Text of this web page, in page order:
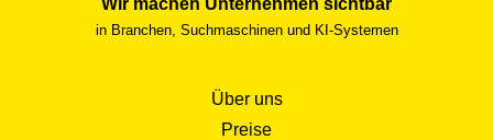
Wir machen Unternehmen sichtbar
in Branchen, Suchmaschinen und KI-Systemen
Über uns
Preise